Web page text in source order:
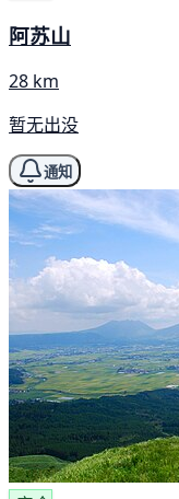
阿苏山
28 km
暂无出没
通知